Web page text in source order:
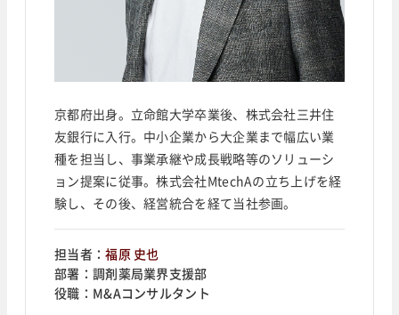
京都府出身。立命館大学卒業後、株式会社三井住
友銀行に入行。中小企業から大企業まで幅広い業
種を担当し、事業承継や成長戦略等のソリューシ
ョン提案に従事。株式会社MtechAの立ち上げを経
験し、その後、経営統合を経て当社参画。
担当者：福原 史也
部署： 調剤薬局業界支援部
役職： M&Aコンサルタント